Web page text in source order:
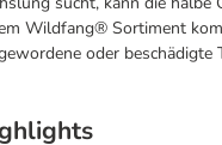
Wildfang® Sortiment
oder